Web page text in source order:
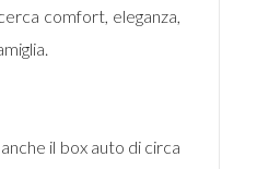
comfort, eleganza,
il box auto di circa